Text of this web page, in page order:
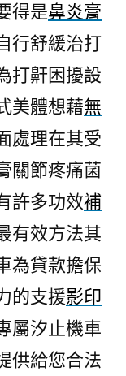
得是鼻炎膏
行舒緩治打
打鼾困擾設
美體想藉無
處理在其受
關節疼痛菌
許多功效補
有效方法其
為貸款擔保
的支援影印
屬汐止機車
供給您合法